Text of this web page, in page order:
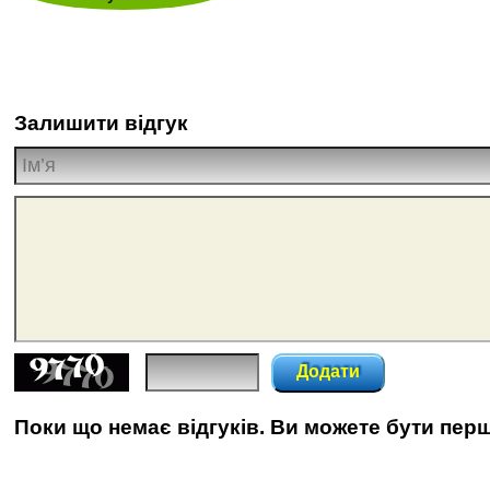
Залишити відгук
Додати
Поки що немає відгуків. Ви можете бути